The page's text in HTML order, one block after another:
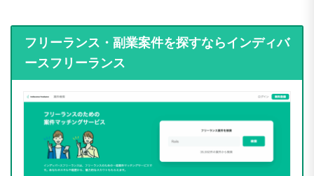
フリーランス・副業案件を探すならインディバ
ースフリーランス